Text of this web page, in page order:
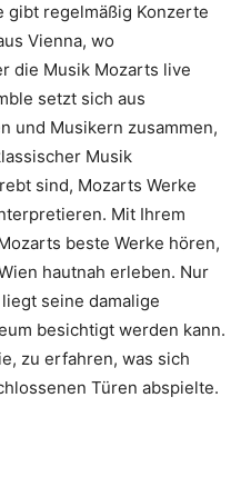
gibt regelmäßig Konzerte
Vienna, wo
die Musik Mozarts live
setzt sich aus
und Musikern zusammen,
Musik
sind, Mozarts Werke
Mit Ihrem
beste Werke hören,
hautnah erleben. Nur
seine damalige
besichtigt werden kann.
zu erfahren, was sich
Türen abspielte.